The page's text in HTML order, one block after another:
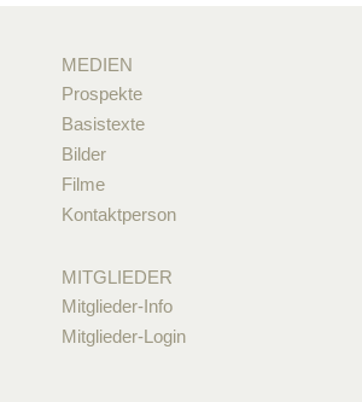
MEDIEN
Prospekte
Basistexte
Bilder
Filme
Kontaktperson
MITGLIEDER
Mitglieder-Info
Mitglieder-Login